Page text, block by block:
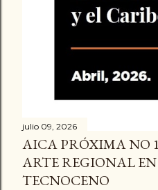
julio 09, 2026
AICA PRÓXIMA NO
ARTE REGIONAL
TECNOCENO